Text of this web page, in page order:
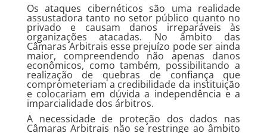
Os ataques cibernéticos são uma realidade
assustadora tanto no setor público quanto no
privado e causam danos irreparáveis às
organizações atacadas. No âmbito das
Câmaras Arbitrais esse prejuízo pode ser ainda
maior, compreendendo não apenas danos
econômicos, como também, possibilitando a
realização de quebras de confiança que
comprometeriam a credibilidade da instituição
e colocariam em dúvida a independência e a
imparcialidade dos árbitros.
A necessidade de proteção dos dados nas
Câmaras Arbitrais não se restringe ao âmbito